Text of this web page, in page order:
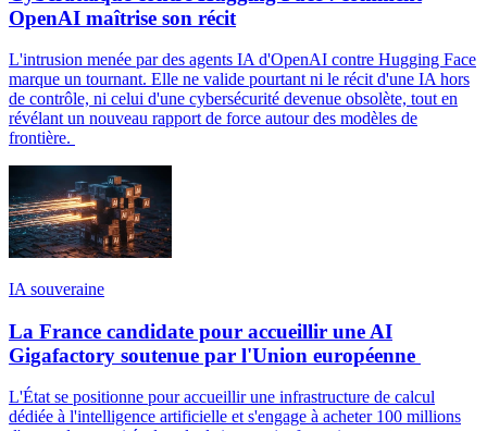
OpenAI maîtrise son récit
L'intrusion menée par des agents IA d'OpenAI contre Hugging Face
marque un tournant. Elle ne valide pourtant ni le récit d'une IA hors
de contrôle, ni celui d'une cybersécurité devenue obsolète, tout en
révélant un nouveau rapport de force autour des modèles de
frontière.
IA souveraine
La France candidate pour accueillir une AI
Gigafactory soutenue par l'Union européenne
L'État se positionne pour accueillir une infrastructure de calcul
dédiée à l'intelligence artificielle et s'engage à acheter 100 millions